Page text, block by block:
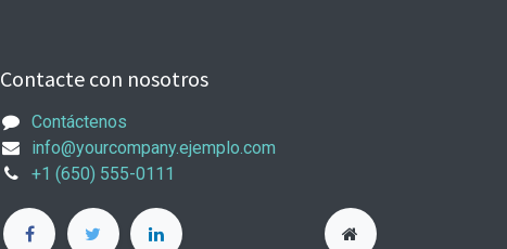
Contacte con nosotros
Contáctenos
info@yourcompany.ejemplo.com
+1 (650) 555-0111